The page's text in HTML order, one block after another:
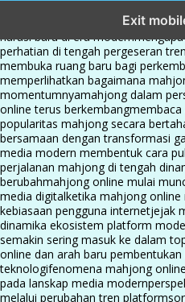
Exit
dari komunitas hingga
narasi baru di era modern
perhatian di tengah pergeseran
membuka ruang baru bagi
memperlihatkan bagaimana
momentumnyamahjong dalam
online terus berkembangmembaca
popularitas mahjong secara
bersamaan dengan transformasi
media modern membentuk cara
perjalanan mahjong di tengah
berubahmahjong online mulai
media digitalketika mahjong online
kebiasaan pengguna internetjejak
dinamika ekosistem platform
semakin sering masuk ke dalam
online dan arah baru
teknologifenomena mahjong
pada lanskap media modern
melalui perubahan tren platform